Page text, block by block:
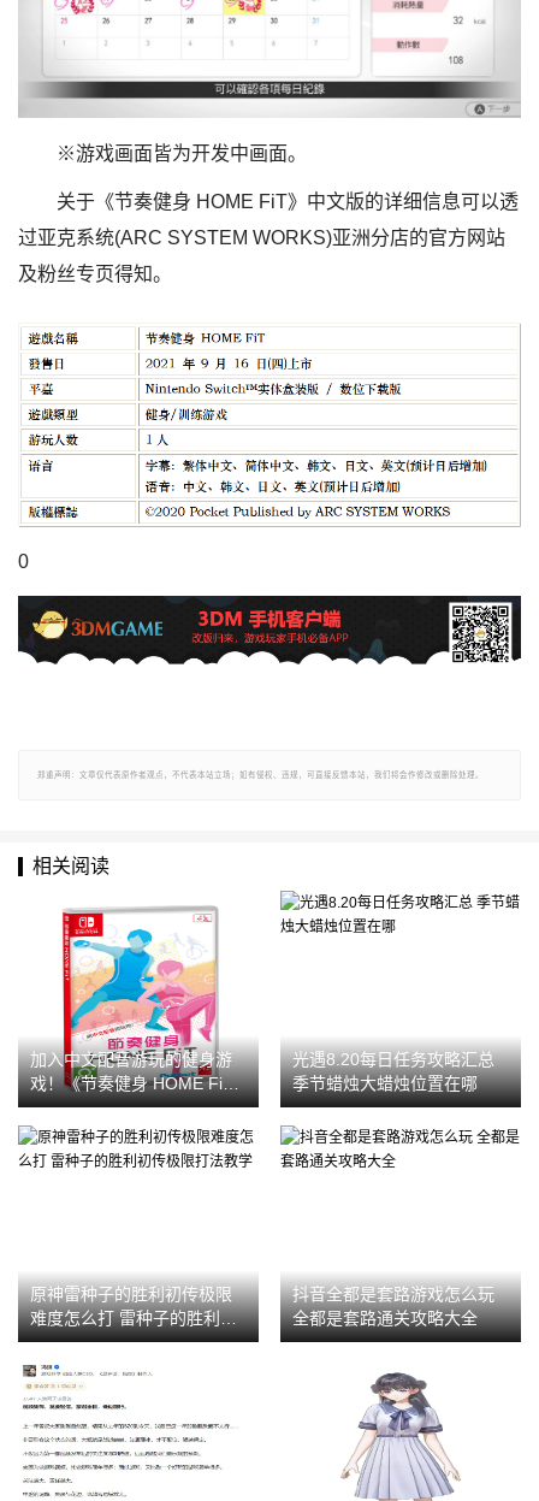
※游戏画面皆为开发中画面。
关于《节奏健身 HOME FiT》中文版的详细信息可以透
过亚克系统(ARC SYSTEM WORKS)亚洲分店的官方网站
及粉丝专页得知。
0
郑重声明：文章仅代表原作者观点，不代表本站立场；如有侵权、违规，可直接反馈本站，我们将会作修改或删除处理。
相关阅读
加入中文配音游玩的健身游
戏！《节奏健身 HOME Fi
T》中文版， 预定 9 月 16 日
上市！
光遇8.20每日任务攻略汇总
季节蜡烛大蜡烛位置在哪
原神雷种子的胜利初传极限
难度怎么打 雷种子的胜利初
传极限打法教学
抖音全都是套路游戏怎么玩
全都是套路通关攻略大全